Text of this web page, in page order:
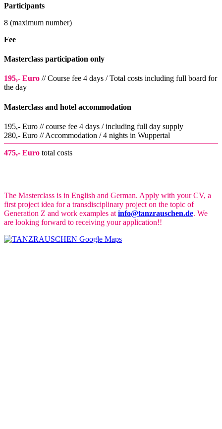
Participants
8 (maximum number)
Fee
Masterclass participation only
195,- Euro // Course fee 4 days / Total costs including full board for
the day
Masterclass and hotel accommodation
195,- Euro // course fee 4 days / including full day supply
280,- Euro // Accommodation / 4 nights in Wuppertal
475,- Euro total costs
The Masterclass is in English and German. Apply with your CV, a
first project idea for a transdisciplinary project on the topic of
Generation Z and work examples at info@tanzrauschen.de. We
are looking forward to receiving your application!!